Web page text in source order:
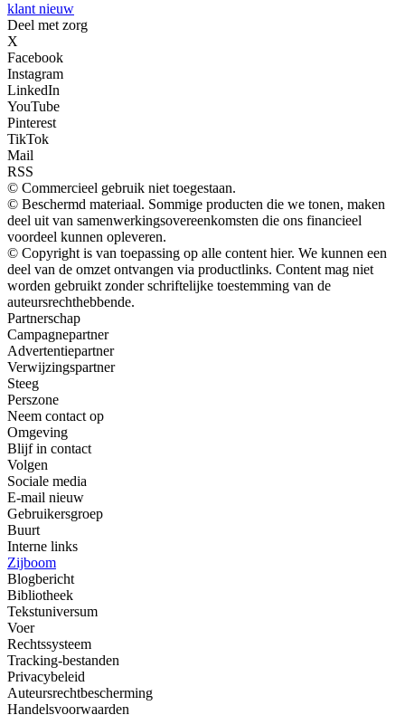
klant nieuw
Deel met zorg
X
Facebook
Instagram
LinkedIn
YouTube
Pinterest
TikTok
Mail
RSS
© Commercieel gebruik niet toegestaan.
© Beschermd materiaal. Sommige producten die we tonen, maken
deel uit van samenwerkingsovereenkomsten die ons financieel
voordeel kunnen opleveren.
© Copyright is van toepassing op alle content hier. We kunnen een
deel van de omzet ontvangen via productlinks. Content mag niet
worden gebruikt zonder schriftelijke toestemming van de
auteursrechthebbende.
Partnerschap
Campagnepartner
Advertentiepartner
Verwijzingspartner
Steeg
Perszone
Neem contact op
Omgeving
Blijf in contact
Volgen
Sociale media
E-mail nieuw
Gebruikersgroep
Buurt
Interne links
Zijboom
Blogbericht
Bibliotheek
Tekstuniversum
Voer
Rechtssysteem
Tracking-bestanden
Privacybeleid
Auteursrechtbescherming
Handelsvoorwaarden